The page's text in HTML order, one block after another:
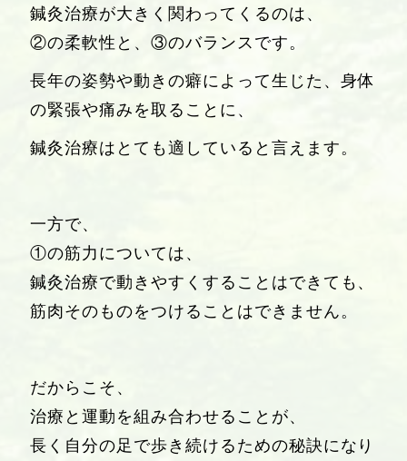
鍼灸治療が大きく関わってくるのは、
②の柔軟性と、③のバランスです。
長年の姿勢や動きの癖によって生じた、身体
の緊張や痛みを取ることに、
鍼灸治療はとても適していると言えます。
一方で、
①の筋力については、
鍼灸治療で動きやすくすることはできても、
筋肉そのものをつけることはできません。
だからこそ、
治療と運動を組み合わせること が、
長く自分の足で歩き続けるための秘訣になり